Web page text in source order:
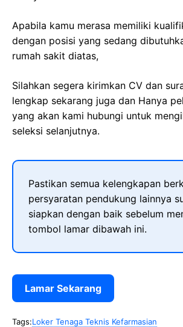
Apabila kamu merasa memiliki
dengan posisi yang sedang
rumah sakit diatas,
Silahkan segera kirimkan CV dan
lengkap sekarang juga dan Hanya
yang akan kami hubungi untuk
seleksi selanjutnya.
Pastikan semua kelengkapan
persyaratan pendukung lainnya
siapkan dengan baik sebelum
tombol lamar dibawah ini.
Lamar Sekarang
Tags:Loker Tenaga Teknis Kefarmasian